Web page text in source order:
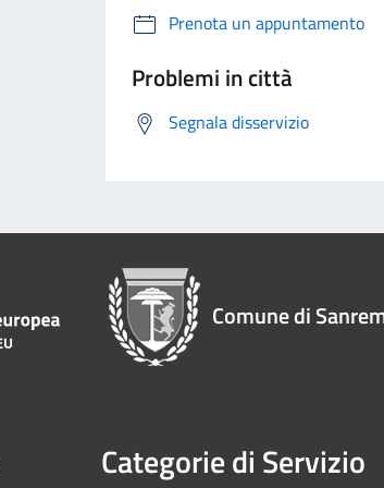
Prenota un appuntamento
Problemi in città
Segnala disservizio
Comune di
Categorie di Servizio